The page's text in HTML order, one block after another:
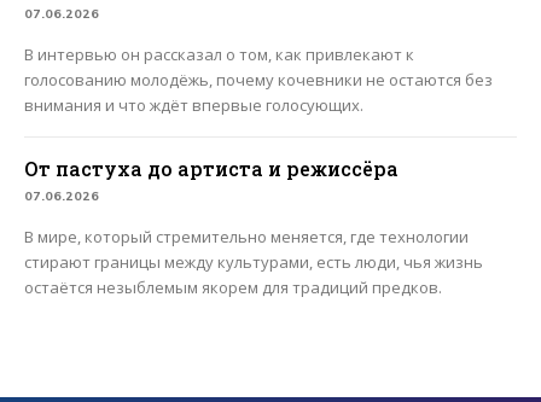
07.06.2026
В интервью он рассказал о том, как привлекают к
голосованию молодёжь, почему кочевники не остаются без
внимания и что ждёт впервые голосующих.
От пастуха до артиста и режиссёра
07.06.2026
В мире, который стремительно меняется, где технологии
стирают границы между культурами, есть люди, чья жизнь
остаётся незыблемым якорем для традиций предков.